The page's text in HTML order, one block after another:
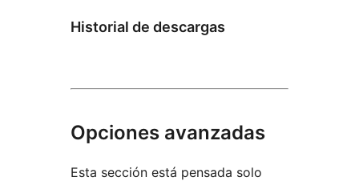
Historial de descargas
Opciones avanzadas
Esta sección está pensada solo